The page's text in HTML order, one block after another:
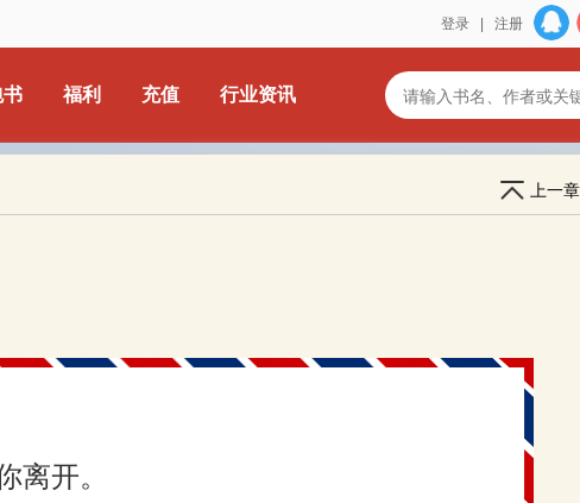
登录 注册
书 福利 充值 行业资讯
上一章
离开。